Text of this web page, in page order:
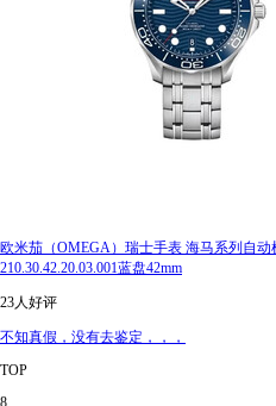
欧米茄（OMEGA）瑞士手表 海马系列自
210.30.42.20.03.001蓝盘42mm
23人好评
不知真假，没有去鉴定，，，
TOP
8